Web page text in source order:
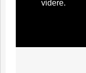
videre.